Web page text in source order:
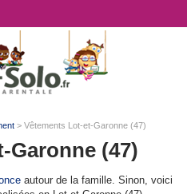
> Vêtements Lot-et-Garonne (47)
Garonne (47)
autour de la famille. Sinon, voici